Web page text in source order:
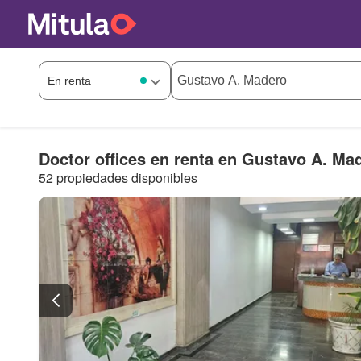
Doctor offices en renta en Gustavo A.
52 propiedades disponibles